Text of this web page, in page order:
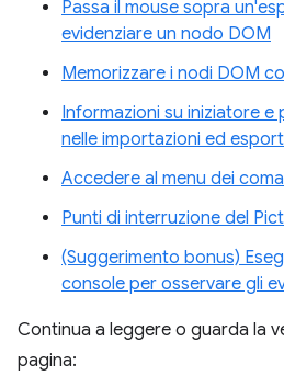
Passa il mouse sopra
evidenziare un nodo DOM
Memorizzare i nodi DOM
Informazioni su iniziatore e
nelle importazioni ed
Accedere al menu dei
Punti di interruzione del
(Suggerimento bonus)
console per osservare gli
Continua a leggere o guarda la
pagina: